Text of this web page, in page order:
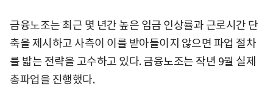
금융노조는 최근 몇 년간 높은 임금 인상률과 근로시간 단
축을 제시하고 사측이 이를 받아들이지 않으면 파업 절차
를 밟는 전략을 고수하고 있다. 금융노조는 작년 9월 실제
총파업을 진행했다.